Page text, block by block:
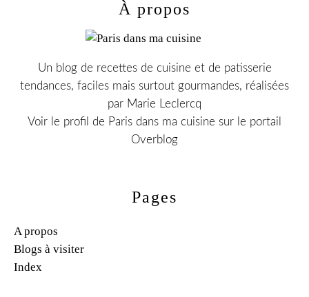
Pages
A propos
Blogs à visiter
Index
À propos
Un blog de recettes de cuisine et de patisserie
tendances, faciles mais surtout gourmandes, réalisées
par Marie Leclercq
Voir le profil de Paris dans ma cuisine sur le portail
Overblog